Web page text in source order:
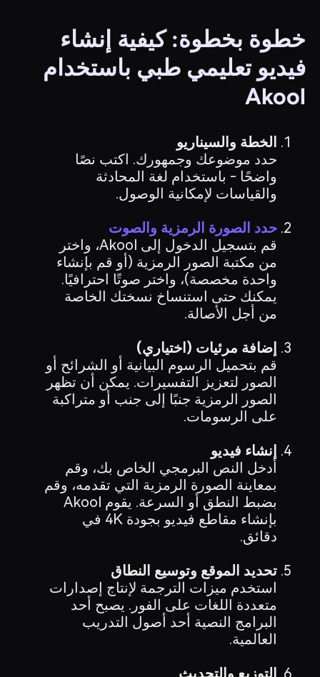
خطوة بخطوة: كيفية إنشاء
فيديو تعليمي طبي باستخدام
Akool
الخطة والسيناريو
حدد موضوعك وجمهورك. اكتب نصًا
واضحًا - باستخدام لغة المحادثة
والقياسات لإمكانية الوصول.
حدد الصورة الرمزية والصوت
قم بتسجيل الدخول إلى Akool، واختر
من مكتبة الصور الرمزية (أو قم بإنشاء
واحدة مخصصة)، واختر صوتًا احترافيًا.
يمكنك حتى استنساخ نسختك الخاصة
من أجل الأصالة.
إضافة مرئيات (اختياري)
قم بتحميل الرسوم البيانية أو الشرائح أو
الصور لتعزيز التفسيرات. يمكن أن تظهر
الصور الرمزية جنبًا إلى جنب أو متراكبة
على الرسومات.
إنشاء فيديو
أدخل النص البرمجي الخاص بك، وقم
بمعاينة الصورة الرمزية التي تقدمه، وقم
بضبط النطق أو السرعة. يقوم Akool
بإنشاء مقاطع فيديو بجودة 4K في
دقائق.
تحديد الموقع وتوسيع النطاق
استخدم ميزات الترجمة لإنتاج إصدارات
متعددة اللغات على الفور. يصبح أحد
البرامج النصية أحد أصول التدريب
العالمية.
التوزيع والتحديث